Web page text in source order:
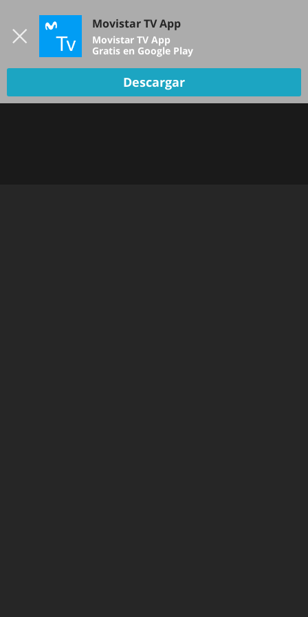
TV EN VIVO
Movistar TV App
Movistar TV App
Gratis en Google Play
Descargar